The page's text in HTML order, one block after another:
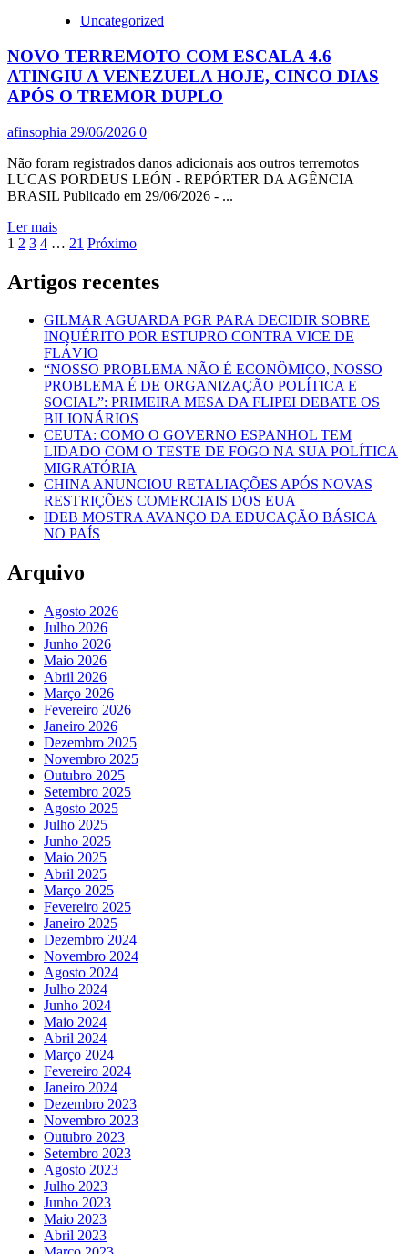
PODEM
INSCREVER
ATÉ
SEXTA-
FEIRA,
3
Uncategorized
NOVO TERREMOTO COM ESCALA 4.6
ATINGIU A VENEZUELA HOJE, CINCO DIAS
APÓS O TREMOR DUPLO
afinsophia 29/06/2026 0
Não foram registrados danos adicionais aos outros terremotos
LUCAS PORDEUS LEÓN - REPÓRTER DA AGÊNCIA
BRASIL Publicado em 29/06/2026 - ...
Ler maisLeia
mais
NOVO
TERREMOTO
ESCALA
4.6
ATINGIU
A
VENEZUELA
HOJE,
CINCO
DIAS
APÓS
O
TREMOR
DUPLO
Paginação
dos
conteúdos
1 2 3 4 … 21 Próximo
Artigos recentes
GILMAR AGUARDA PGR PARA DECIDIR SOBRE
INQUÉRITO POR ESTUPRO CONTRA VICE DE
FLÁVIO
“NOSSO PROBLEMA NÃO É ECONÔMICO, NOSSO
PROBLEMA É DE ORGANIZAÇÃO POLÍTICA E
SOCIAL”: PRIMEIRA MESA DA FLIPEI DEBATE OS
BILIONÁRIOS
CEUTA: COMO O GOVERNO ESPANHOL TEM
LIDADO COM O TESTE DE FOGO NA SUA POLÍTICA
MIGRATÓRIA
CHINA ANUNCIOU RETALIAÇÕES APÓS NOVAS
RESTRIÇÕES COMERCIAIS DOS EUA
IDEB MOSTRA AVANÇO DA EDUCAÇÃO BÁSICA
NO PAÍS
Arquivo
Agosto 2026
Julho 2026
Junho 2026
Maio 2026
Abril 2026
Março 2026
Fevereiro 2026
Janeiro 2026
Dezembro 2025
Novembro 2025
Outubro 2025
Setembro 2025
Agosto 2025
Julho 2025
Junho 2025
Maio 2025
Abril 2025
Março 2025
Fevereiro 2025
Janeiro 2025
Dezembro 2024
Novembro 2024
Agosto 2024
Julho 2024
Junho 2024
Maio 2024
Abril 2024
Março 2024
Fevereiro 2024
Janeiro 2024
Dezembro 2023
Novembro 2023
Outubro 2023
Setembro 2023
Agosto 2023
Julho 2023
Junho 2023
Maio 2023
Abril 2023